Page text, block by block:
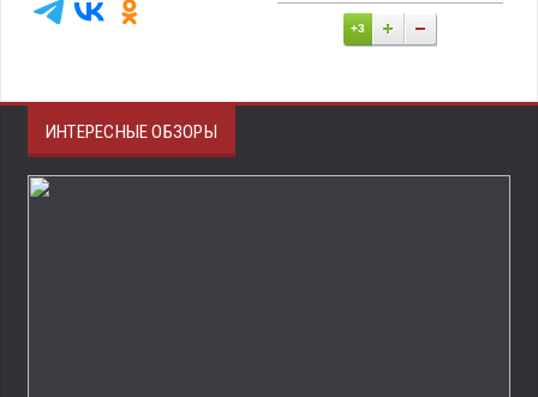
+3
ИНТЕРЕСНЫЕ ОБЗОРЫ